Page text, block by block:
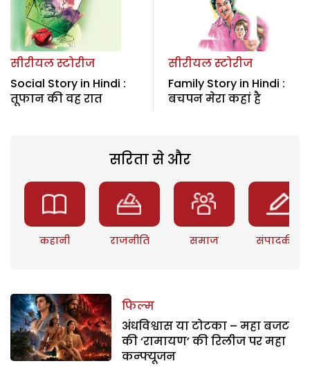
सीरीयल स्टोरीज
Social Story in Hindi :
तूफान की वह रात
सीरीयल स्टोरीज
Family Story in Hindi :
बचपन मेरा कहां है
सरिता से और
कहानी राजनीति समाज संपादकीय
फिल्म
अंधविश्वास या टोटका – महा बजट
की ‘रामायण’ की रिलीज पर महा
कन्फ्यूजन